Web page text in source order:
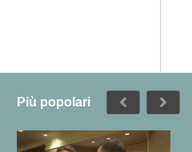
Più popolari